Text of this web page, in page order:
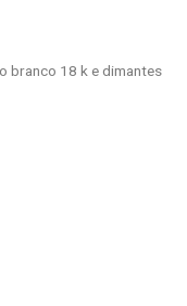
branco 18 k e dimantes